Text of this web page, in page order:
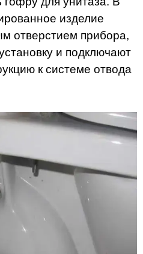
изделие
отверстием прибора,
и подключают
к системе отвода